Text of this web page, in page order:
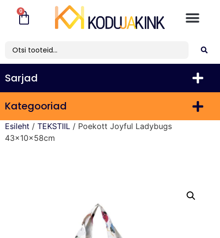
0
Sarjad
Kategooriad
Esileht / TEKSTIIL / Poekott Joyful Ladybugs
43x10x58cm